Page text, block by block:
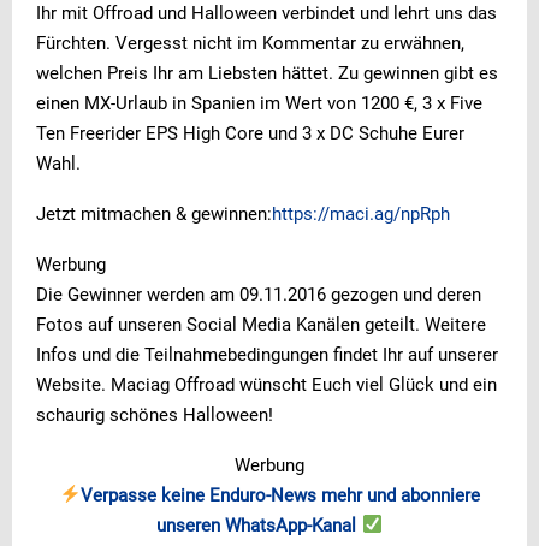
Ihr mit Offroad und Halloween verbindet und lehrt uns das
Fürchten. Vergesst nicht im Kommentar zu erwähnen,
welchen Preis Ihr am Liebsten hättet. Zu gewinnen gibt es
einen MX-Urlaub in Spanien im Wert von 1200 €, 3 x Five
Ten Freerider EPS High Core und 3 x DC Schuhe Eurer
Wahl.
Jetzt mitmachen & gewinnen:https://maci.ag/npRph
Werbung
Die Gewinner werden am 09.11.2016 gezogen und deren
Fotos auf unseren Social Media Kanälen geteilt. Weitere
Infos und die Teilnahmebedingungen findet Ihr auf unserer
Website. Maciag Offroad wünscht Euch viel Glück und ein
schaurig schönes Halloween!
Werbung
Verpasse keine Enduro-News mehr und abonniere
unseren WhatsApp-Kanal